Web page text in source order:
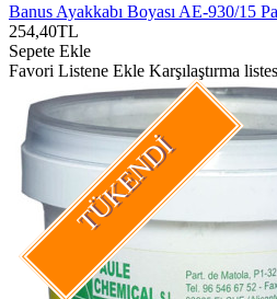
Banus Ayakkabı Boyası AE-930/15
254,40TL
Sepete Ekle
Favori Listene Ekle Karşılaştırma
TÜKENDI